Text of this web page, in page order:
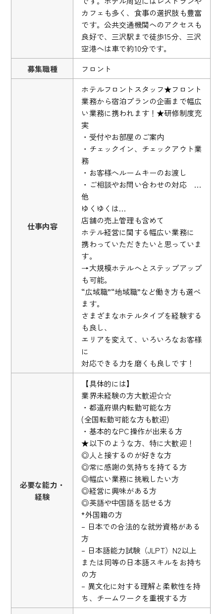
カフェも多く、食事の選択肢も豊富
です。公共交通機関へのアクセスも
良好で、三沢駅まで徒歩15分、三沢
空港へは車で約10分です。
募集職種
フロント
仕事内容
ホテルフロントスタッフ★フロント
業務から宿泊プランの企画まで幅広
い業務に携われます！★研修制度充
実
・受付やお部屋のご案内
・チェックイン、チェックアウト業
務
・お客様へルームキーのお渡し
・ご相談やお問い合わせの対応 …
他
ゆくゆくは…
店舗の売上管理も含めて
ホテル経営に関する幅広い業務に
携わっていただきたいと思っていま
す。
→大規模ホテルへとステップアップ
も可能。
“広域職”“地域職”など働き方も選べ
ます。
さまざまなホテルタイプを経験する
も良し、
エリアを変えて、いろいろなお客様
に
対応できる力を磨くも良しです！
必要な能力・
経験
【具体的には】
業界未経験の方大歓迎☆☆
・都道府県内転勤可能な方
(全国転勤可能な方も歓迎)
・基本的なPC操作が出来る方
★以下のような方、特に大歓迎！
◎人と接するのが好きな方
◎常に感謝の気持ちを持てる方
◎幅広い業務に挑戦したい方
◎経営に興味がある方
◎英語や中国語を話せる方
*外国籍の方
– 日本での合法的な就労資格がある
方
– 日本語能力試験（JLPT）N2以上
または同等の日本語スキルをお持ち
の方
– 異文化に対する理解と柔軟性を持
ち、チームワークを重視する方